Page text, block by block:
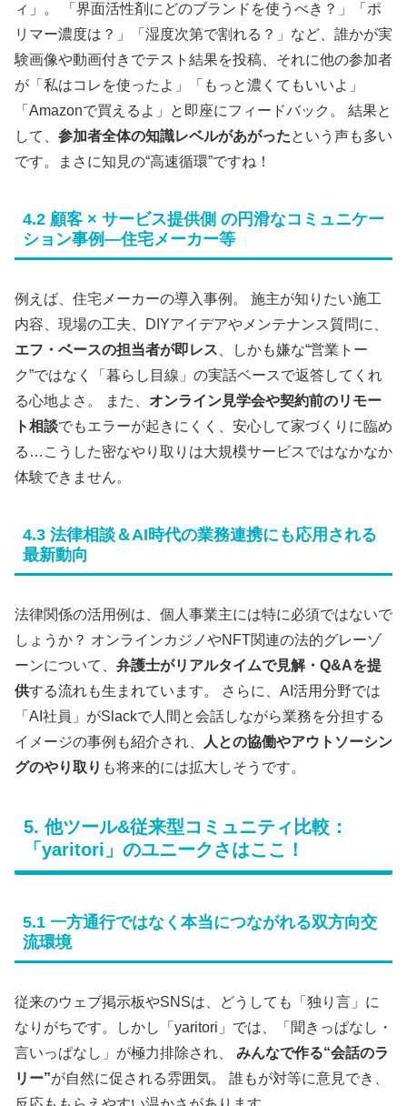
ィ」。 「界面活性剤にどのブランドを使うべき？」「ポ
リマー濃度は？」「湿度次第で割れる？」など、誰かが実
験画像や動画付きでテスト結果を投稿、それに他の参加者
が「私はコレを使ったよ」「もっと濃くてもいいよ」
「Amazonで買えるよ」と即座にフィードバック。 結果と
して、 参加者全体の知識レベルがあがったという声も多い
です。まさに知見の“高速循環”ですね！
4.2 顧客 × サービス提供側 の円滑なコミュニケー
ション事例―住宅メーカー等
例えば、住宅メーカーの導入事例。 施主が知りたい施工
内容、現場の工夫、DIYアイデアやメンテナンス質問に、
エフ・ベースの担当者が即レス 、しかも嫌な“営業トー
ク”ではなく「暮らし目線」の実話ベースで返答してくれ
る心地よさ。 また、 オンライン見学会や契約前のリモー
ト相談でもエラーが起きにくく、安心して家づくりに臨め
る…こうした密なやり取りは大規模サービスではなかなか
体験できません。
4.3 法律相談＆AI時代の業務連携にも応用される
最新動向
法律関係の活用例は、個人事業主には特に必須ではないで
しょうか？ オンラインカジノやNFT関連の法的グレーゾ
ーンについて、 弁護士がリアルタイムで見解・Q&Aを提
供する流れも生まれています。 さらに、AI活用分野では
「AI社員」がSlackで人間と会話しながら業務を分担する
イメージの事例も紹介され、
人との協働やアウトソーシン
グのやり取り も将来的には拡大しそうです。
5. 他ツール&従来型コミュニティ比較：
「yaritori」のユニークさはここ！
5.1 一方通行ではなく本当につながれる双方向交
流環境
従来のウェブ掲示板やSNSは、どうしても「独り言」に
なりがちです。しかし「yaritori」では、「聞きっぱなし・
言いっぱなし」が極力排除され、 みんなで作る“会話のラ
リー”が自然に促される雰囲気。 誰もが対等に意見でき、